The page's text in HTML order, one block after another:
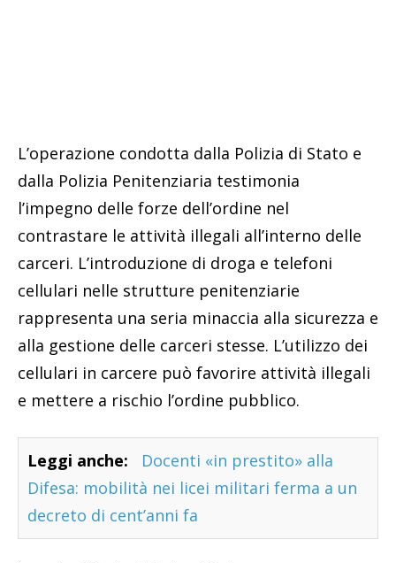
L’operazione condotta dalla Polizia di Stato e
dalla Polizia Penitenziaria testimonia
l’impegno delle forze dell’ordine nel
contrastare le attività illegali all’interno delle
carceri. L’introduzione di droga e telefoni
cellulari nelle strutture penitenziarie
rappresenta una seria minaccia alla sicurezza e
alla gestione delle carceri stesse. L’utilizzo dei
cellulari in carcere può favorire attività illegali
e mettere a rischio l’ordine pubblico.
Leggi anche:
Docenti «in prestito» alla
Difesa: mobilità nei licei militari ferma a un
decreto di cent’anni fa